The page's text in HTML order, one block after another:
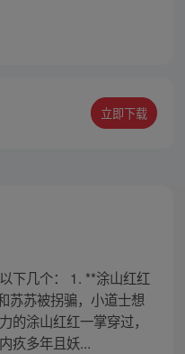
立即下载
下几个： 1. **涂山红红
苏苏被拐骗，小道士想
的涂山红红一掌穿过，
疚多年且妖...